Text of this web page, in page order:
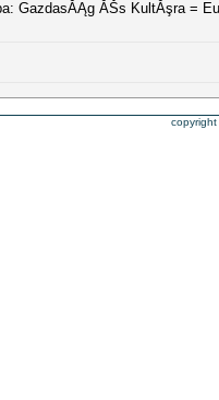
GazdasĂĄg ĂŠs KultĂşra =